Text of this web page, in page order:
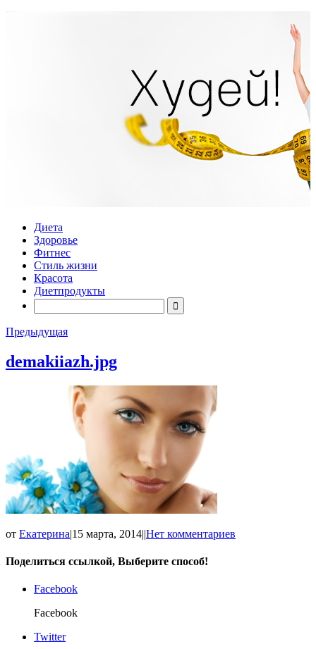
Диета
Здоровье
Фитнес
Стиль жизни
Красота
Диетпродукты
Предыдущая
demakiiazh.jpg
от Екатерина|15 марта, 2014||Нет комментариев
Поделиться ссылкой, Выберите способ!
Facebook
Facebook
Twitter